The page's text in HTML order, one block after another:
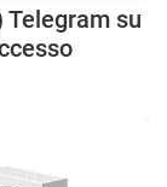
su